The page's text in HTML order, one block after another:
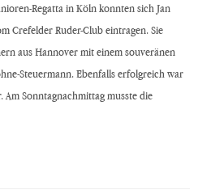
Regatta in Köln konnten sich Jan
Crefelder Ruder-Club eintragen. Sie
aus Hannover mit einem souveränen
Steuermann. Ebenfalls erfolgreich war
Sonntagnachmittag musste die